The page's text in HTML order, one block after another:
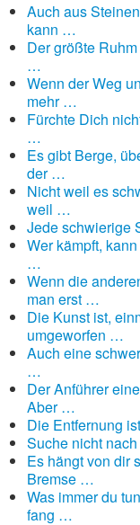
Auch aus
kann …
Der größte
…
Wenn der Weg
mehr …
Fürchte Dich
…
Es gibt Berge,
der …
Nicht weil es
weil …
Jede schwierige
Wer kämpft,
…
Wenn die
man erst …
Die Kunst ist,
umgeworfen …
Auch eine
…
Der Anführer
Aber …
Die Entfernung
Suche nicht
Es hängt von dir
Bremse …
Was immer du
fang …